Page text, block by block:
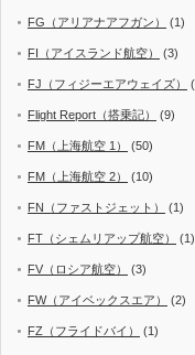
FG（アリアナアフガン） (1)
FI（アイスランド航空） (3)
FJ（フィジーエアウェイズ）
Flight Report（搭乗記） (9)
FM（上海航空 1） (50)
FM（上海航空 2） (10)
FN（ファストジェット） (1)
FT（シェムリアップ航空） (1)
FV（ロシア航空） (3)
FW（アイベックスエア） (2)
FZ（フライドバイ） (1)